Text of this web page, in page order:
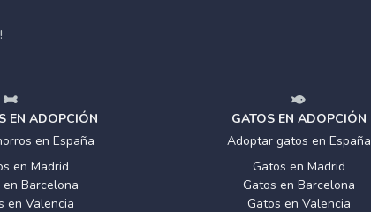
EN ADOPCIÓN
en España
en Madrid
Barcelona
en Valencia
GATOS EN ADOPCIÓN
Adoptar gatos en España
Gatos en Madrid
Gatos en Barcelona
Gatos en Valencia